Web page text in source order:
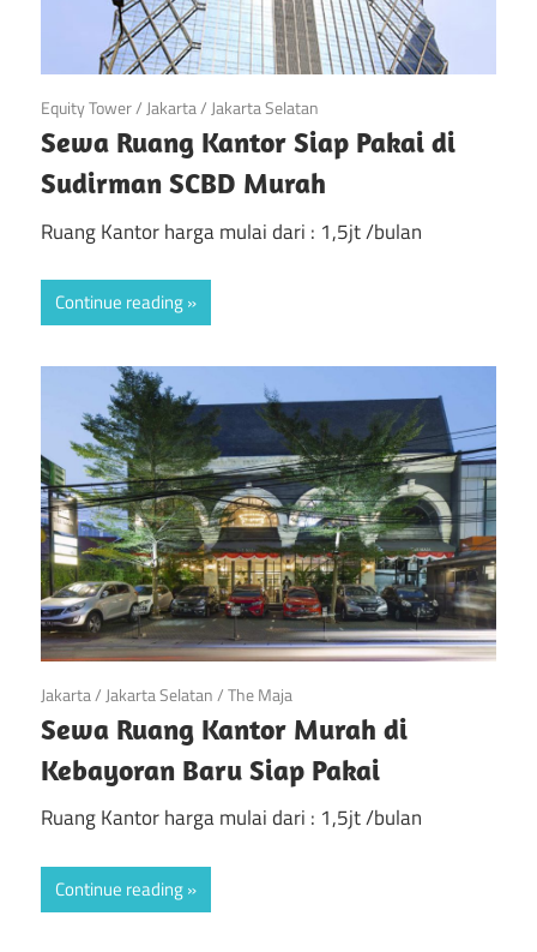
April 20, 2019
Equity Tower/ Jakarta/ Jakarta Selatan
Sewa Ruang Kantor Siap Pakai di
Sudirman SCBD Murah
Ruang Kantor harga mulai dari : 1,5jt /bulan
Continue reading
April 20, 2019
Jakarta/ Jakarta Selatan/The Maja
Sewa Ruang Kantor Murah di
Kebayoran Baru Siap Pakai
Ruang Kantor harga mulai dari : 1,5jt /bulan
Continue reading